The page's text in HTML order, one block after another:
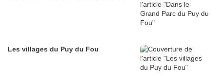
Les villages du Puy du Fou